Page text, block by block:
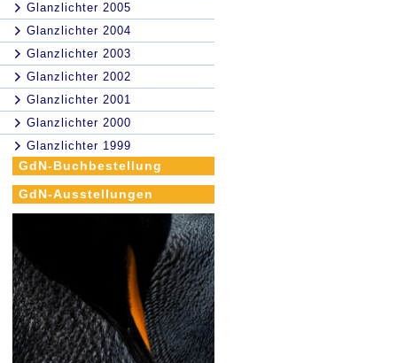
Glanzlichter 2005
Glanzlichter 2004
Glanzlichter 2003
Glanzlichter 2002
Glanzlichter 2001
Glanzlichter 2000
Glanzlichter 1999
GdN-Buchbestellung
GdN-Ausstellungen